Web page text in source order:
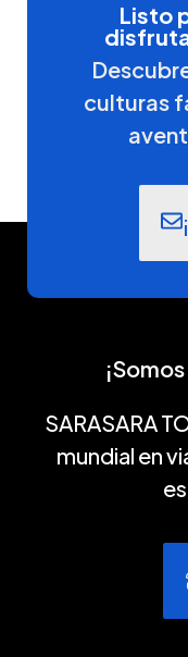
Listo
culturas
SARASARA
mundial en